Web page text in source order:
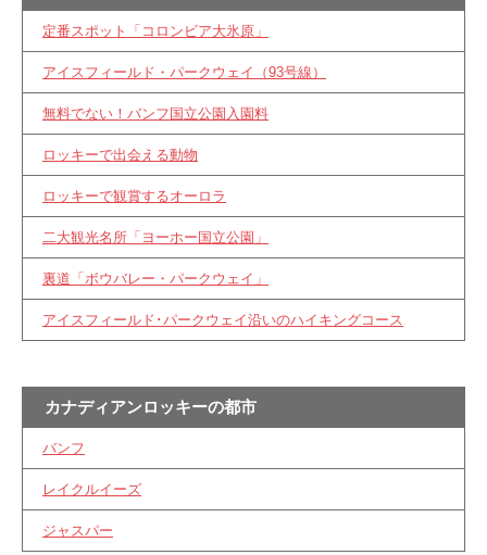
定番スポット「コロンビア大氷原」
アイスフィールド・パークウェイ（93号線）
無料でない！バンフ国立公園入園料
ロッキーで出会える動物
ロッキーで観賞するオーロラ
二大観光名所「ヨーホー国立公園」
裏道「ボウバレー・パークウェイ」
アイスフィールド･パークウェイ沿いのハイキングコース
カナディアンロッキーの都市
バンフ
レイクルイーズ
ジャスパー